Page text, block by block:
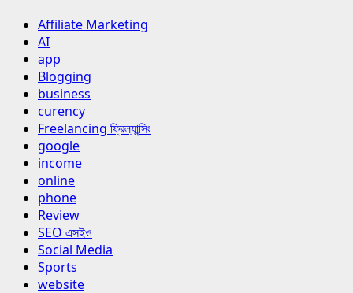
Affiliate Marketing
AI
app
Blogging
business
curency
Freelancing ফ্রিল্যান্সিং
google
income
online
phone
Review
SEO এসইও
Social Media
Sports
website